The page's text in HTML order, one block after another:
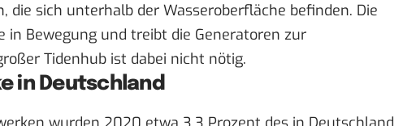
die sich unterhalb der Wasseroberfläche befinden. Die
in Bewegung und treibt die Generatoren zur
Tidenhub ist dabei nicht nötig.
in Deutschland